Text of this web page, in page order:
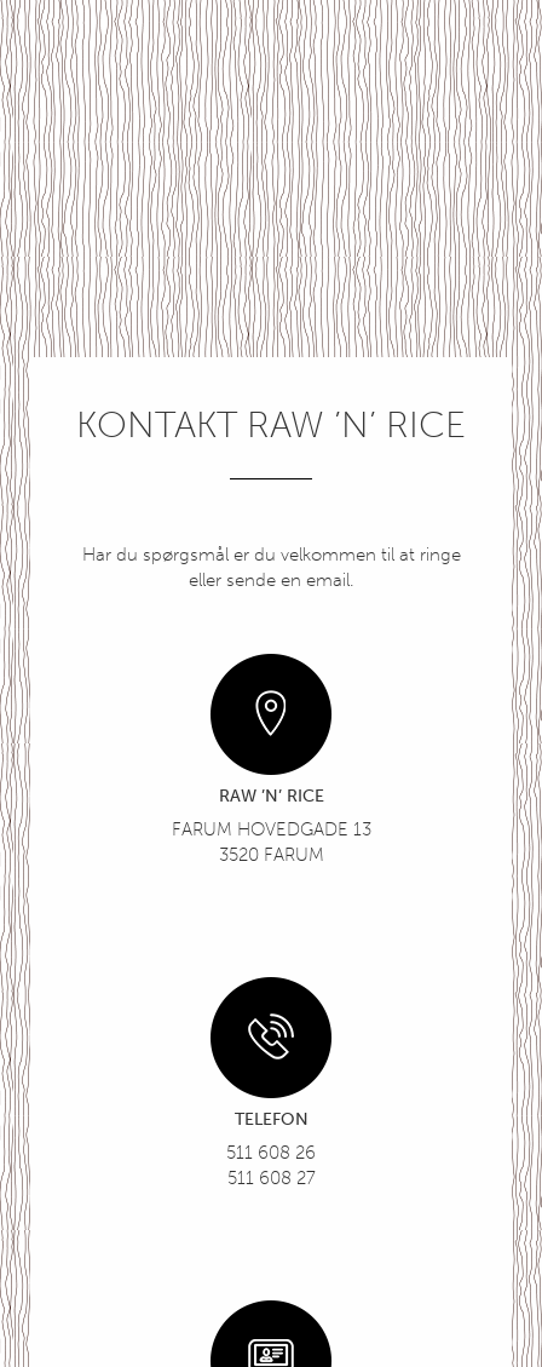
KONTAKT RAW ’N’ RICE
Har du spørgsmål er du velkommen til at ringe
eller sende en email.
RAW ’N’ RICE
FARUM HOVEDGADE 13
3520 FARUM
TELEFON
511 608 26
511 608 27